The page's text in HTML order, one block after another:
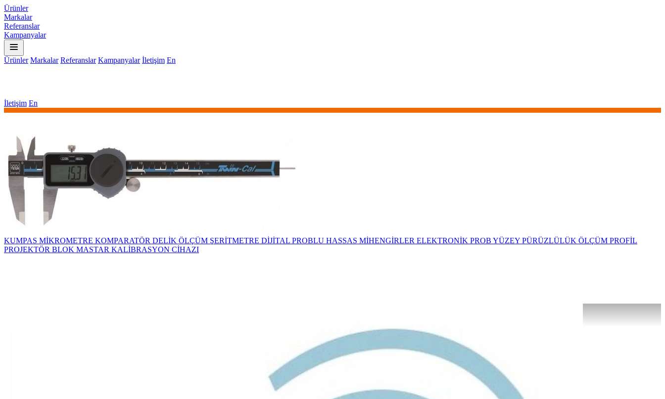
Ürünler
Markalar
Referanslar
Kampanyalar
Ürünler Markalar Referanslar Kampanyalar İletişim En
İletişim En
KUMPAS MİKROMETRE KOMPARATÖR DELİK ÖLÇÜM ŞERİTMETRE DİJİTAL PROBLU HASSAS MİHENGİRLER ELEKTRONİK PROB YÜZEY PÜRÜZLÜLÜK ÖLÇÜM PROFİL
PROJEKTÖR BLOK MASTAR KALİBRASYON CİHAZI